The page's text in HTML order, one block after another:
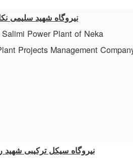
نیروگاه شهید سلیمی
Power Plant of Neka
Projects Management
نیروگاه سیکل ترکیبی شهید